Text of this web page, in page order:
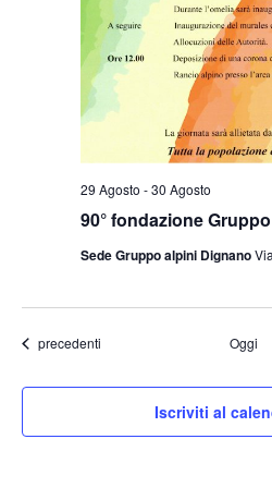
90° fondazione
29 Agosto -30 Agosto
Sede Gruppo alpini Dignano
Eventi
precedenti Oggi
Iscriviti al